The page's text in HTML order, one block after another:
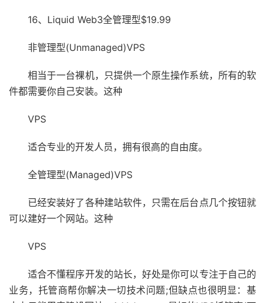
16、Liquid Web3全管理型$19.99
非管理型(Unmanaged)VPS
相当于一台裸机，只提供一个原生操作系统，所有的软
件都需要你自己安装。这种
VPS
适合专业的开发人员，拥有很高的自由度。
全管理型(Managed)VPS
已经安装好了各种建站软件，只需在后台点几个按钮就
可以建好一个网站。这种
VPS
适合不懂程序开发的站长，好处是你可以专注于自己的
业务，托管商帮你解决一切技术问题;但缺点也很明显：基